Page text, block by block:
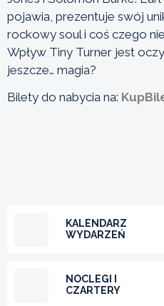
pojawia, prezentuje swój
rockowy soul i coś czego
Wpływ Tiny Turner jest
jeszcze… magia?
Bilety do nabycia na:
KALENDARZ
WYDARZEŃ
NOCLEGI I
CZARTERY